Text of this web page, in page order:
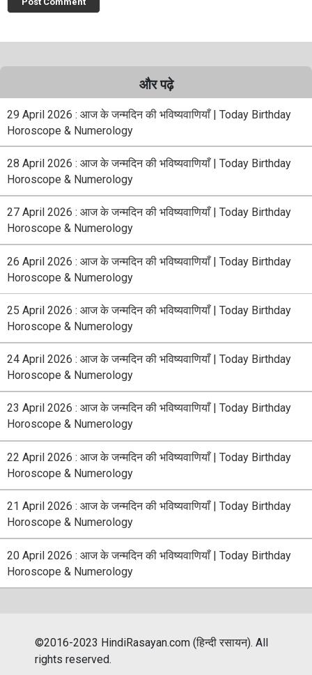
और पढ़े
29 April 2026 : आज के जन्मदिन की भविष्यवाणियाँ | Today Birthday
Horoscope & Numerology
28 April 2026 : आज के जन्मदिन की भविष्यवाणियाँ | Today Birthday
Horoscope & Numerology
27 April 2026 : आज के जन्मदिन की भविष्यवाणियाँ | Today Birthday
Horoscope & Numerology
26 April 2026 : आज के जन्मदिन की भविष्यवाणियाँ | Today Birthday
Horoscope & Numerology
25 April 2026 : आज के जन्मदिन की भविष्यवाणियाँ | Today Birthday
Horoscope & Numerology
24 April 2026 : आज के जन्मदिन की भविष्यवाणियाँ | Today Birthday
Horoscope & Numerology
23 April 2026 : आज के जन्मदिन की भविष्यवाणियाँ | Today Birthday
Horoscope & Numerology
22 April 2026 : आज के जन्मदिन की भविष्यवाणियाँ | Today Birthday
Horoscope & Numerology
21 April 2026 : आज के जन्मदिन की भविष्यवाणियाँ | Today Birthday
Horoscope & Numerology
20 April 2026 : आज के जन्मदिन की भविष्यवाणियाँ | Today Birthday
Horoscope & Numerology
©2016-2023 HindiRasayan.com (हिन्दी रसायन). All
rights reserved.